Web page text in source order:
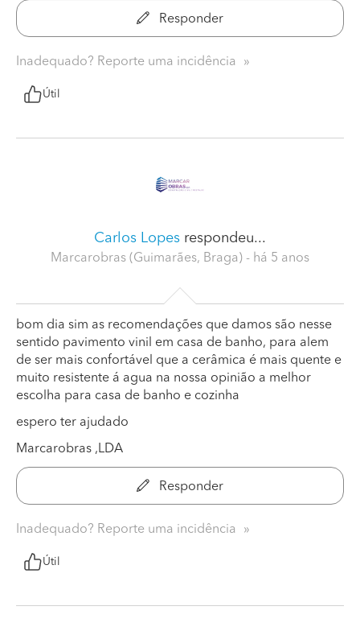
Responder
Inadequado? Reporte uma incidência
Útil
Carlos Lopes respondeu...
Marcarobras (Guimarães, Braga) - há 5 anos
bom dia sim as recomendações que damos são nesse
sentido pavimento vinil em casa de banho, para alem
de ser mais confortável que a cerâmica é mais quente e
muito resistente á agua na nossa opinião a melhor
escolha para casa de banho e cozinha
espero ter ajudado
Marcarobras ,LDA
Responder
Inadequado? Reporte uma incidência
Útil